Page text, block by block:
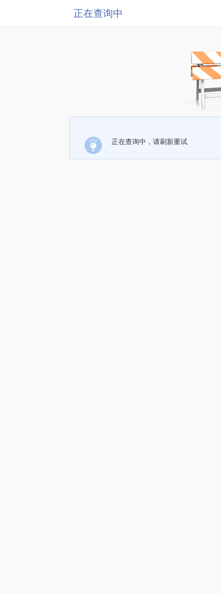
正在查询中
正在查询中，请刷新重试